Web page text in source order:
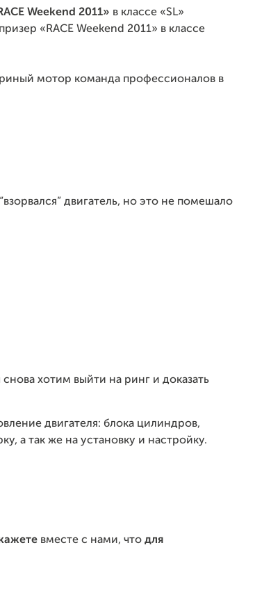
Weekend 2011» в классе «SL»
«RACE Weekend 2011» в классе
мотор команда профессионалов в
двигатель, но это не помешало
хотим выйти на ринг и доказать
двигателя: блока цилиндров,
а так же на установку и настройку.
вместе с нами, что для